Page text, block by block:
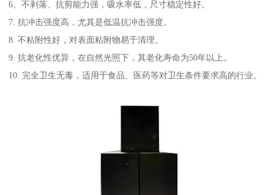
6、不剥落、抗剪能力强，吸水率低，尺寸稳定性好。
7. 抗冲击强度高，尤其是低温抗冲击强度。
8. 不粘附性好，对表面粘附物易于清理。
9. 抗老化性优异，在自然光照下，其老化寿命为50年以上。
10. 完全卫生无毒，适用于食品、医药等对卫生条件要求高的行业。